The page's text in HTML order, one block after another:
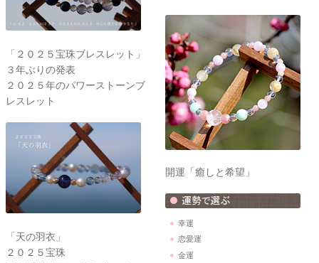
「２０２５宝珠ブレスレット」
３年ぶりの発表
２０２５年のパワーストーンブ
レスレット
「天の羽衣」
２０２５宝珠
開運「癒しと希望」
幸運
恋愛運
金運